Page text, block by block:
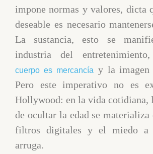
impone normas y valores, dicta
deseable es necesario
La sustancia, esto se
industria del
cuerpo es mercancía y la
Pero este imperativo no es
Hollywood: en la vida cotidiana,
de ocultar la edad se materializa
filtros digitales y el miedo a
arruga.